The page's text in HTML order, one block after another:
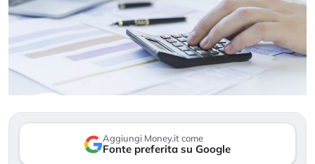
Aggiungi Money.it come
Fonte preferita su Google